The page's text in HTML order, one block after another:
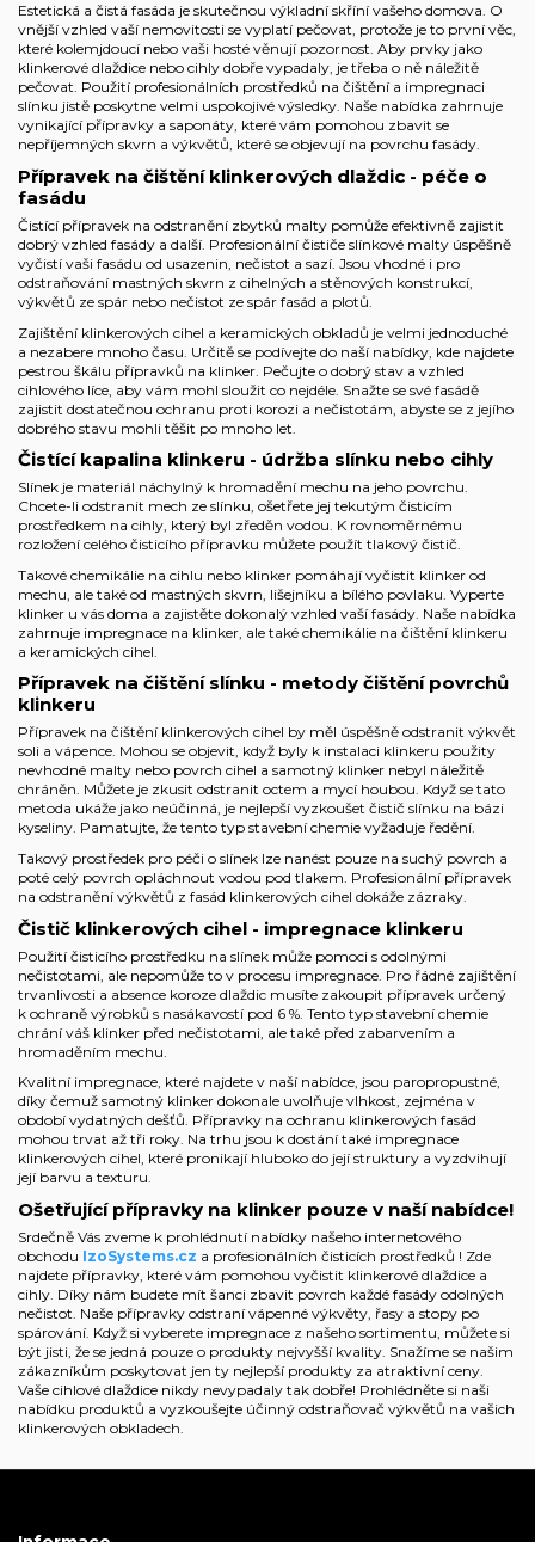
Estetická a čistá fasáda je skutečnou výkladní skříní vašeho domova. O
vnější vzhled vaší nemovitosti se vyplatí pečovat, protože je to první věc,
které kolemjdoucí nebo vaši hosté věnují pozornost. Aby prvky jako
klinkerové dlaždice nebo cihly dobře vypadaly, je třeba o ně náležitě
pečovat. Použití profesionálních prostředků na čištění a impregnaci
slínku jistě poskytne velmi uspokojivé výsledky. Naše nabídka zahrnuje
vynikající přípravky a saponáty, které vám pomohou zbavit se
nepříjemných skvrn a výkvětů, které se objevují na povrchu fasády.
Přípravek na čištění klinkerových dlaždic - péče o
fasádu
Čistící přípravek na odstranění zbytků malty pomůže efektivně zajistit
dobrý vzhled fasády a další. Profesionální čističe slínkové malty úspěšně
vyčistí vaši fasádu od usazenin, nečistot a sazí. Jsou vhodné i pro
odstraňování mastných skvrn z cihelných a stěnových konstrukcí,
výkvětů ze spár nebo nečistot ze spár fasád a plotů.
Zajištění klinkerových cihel a keramických obkladů je velmi jednoduché
a nezabere mnoho času. Určitě se podívejte do naší nabídky, kde najdete
pestrou škálu přípravků na klinker. Pečujte o dobrý stav a vzhled
cihlového líce, aby vám mohl sloužit co nejdéle. Snažte se své fasádě
zajistit dostatečnou ochranu proti korozi a nečistotám, abyste se z jejího
dobrého stavu mohli těšit po mnoho let.
Čistící kapalina klinkeru - údržba slínku nebo cihly
Slínek je materiál náchylný k hromadění mechu na jeho povrchu.
Chcete-li odstranit mech ze slínku, ošetřete jej tekutým čisticím
prostředkem na cihly, který byl zředěn vodou. K rovnoměrnému
rozložení celého čisticího přípravku můžete použít tlakový čistič.
Takové chemikálie na cihlu nebo klinker pomáhají vyčistit klinker od
mechu, ale také od mastných skvrn, lišejníku a bílého povlaku. Vyperte
klinker u vás doma a zajistěte dokonalý vzhled vaší fasády. Naše nabídka
zahrnuje impregnace na klinker, ale také chemikálie na čištění klinkeru
a keramických cihel.
Přípravek na čištění slínku - metody čištění povrchů
klinkeru
Přípravek na čištění klinkerových cihel by měl úspěšně odstranit výkvět
soli a vápence. Mohou se objevit, když byly k instalaci klinkeru použity
nevhodné malty nebo povrch cihel a samotný klinker nebyl náležitě
chráněn. Můžete je zkusit odstranit octem a mycí houbou. Když se tato
metoda ukáže jako neúčinná, je nejlepší vyzkoušet čistič slínku na bázi
kyseliny. Pamatujte, že tento typ stavební chemie vyžaduje ředění.
Takový prostředek pro péči o slínek lze nanést pouze na suchý povrch a
poté celý povrch opláchnout vodou pod tlakem. Profesionální přípravek
na odstranění výkvětů z fasád klinkerových cihel dokáže zázraky.
Čistič klinkerových cihel - impregnace klinkeru
Použití čisticího prostředku na slínek může pomoci s odolnými
nečistotami, ale nepomůže to v procesu impregnace. Pro řádné zajištění
trvanlivosti a absence koroze dlaždic musíte zakoupit přípravek určený
k ochraně výrobků s nasákavostí pod 6 %. Tento typ stavební chemie
chrání váš klinker před nečistotami, ale také před zabarvením a
hromaděním mechu.
Kvalitní impregnace, které najdete v naší nabídce, jsou paropropustné,
díky čemuž samotný klinker dokonale uvolňuje vlhkost, zejména v
období vydatných dešťů. Přípravky na ochranu klinkerových fasád
mohou trvat až tři roky. Na trhu jsou k dostání také impregnace
klinkerových cihel, které pronikají hluboko do její struktury a vyzdvihují
její barvu a texturu.
Ošetřující přípravky na klinker pouze v naší nabídce!
Srdečně Vás zveme k prohlédnutí nabídky našeho internetového
obchodu IzoSystems.cz a profesionálních čisticích prostředků ! Zde
najdete přípravky, které vám pomohou vyčistit klinkerové dlaždice a
cihly. Díky nám budete mít šanci zbavit povrch každé fasády odolných
nečistot. Naše přípravky odstraní vápenné výkvěty, řasy a stopy po
spárování. Když si vyberete impregnace z našeho sortimentu, můžete si
být jisti, že se jedná pouze o produkty nejvyšší kvality. Snažíme se našim
zákazníkům poskytovat jen ty nejlepší produkty za atraktivní ceny.
Vaše cihlové dlaždice nikdy nevypadaly tak dobře! Prohlédněte si naši
nabídku produktů a vyzkoušejte účinný odstraňovač výkvětů na vašich
klinkerových obkladech.